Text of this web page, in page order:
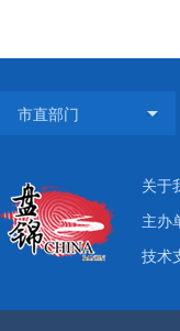
关于
主办
技术